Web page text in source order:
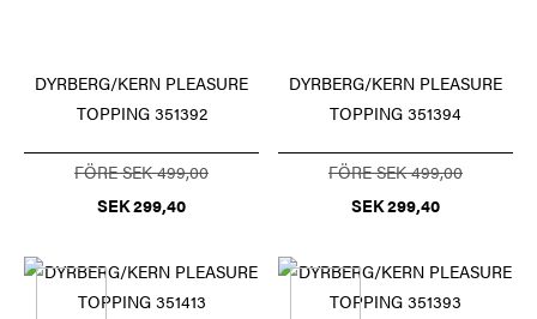
DYRBERG/KERN PLEASURE
TOPPING 351392
FÖRE SEK 499,00
SEK 299,40
DYRBERG/KERN PLEASURE
TOPPING 351394
FÖRE SEK 499,00
SEK 299,40